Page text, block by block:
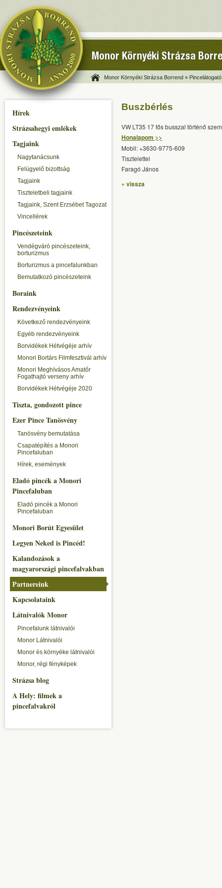
Monor Környéki Strázsa
Monor Környéki Strázsa Borrend »
Hírek
Strázsahegyi emlékek
Tagjaink
Nagytanácsunk
Felügyelő bizottság
Tagjaink
Tiszteletbeli tagjaink
Tagjaink, Szent Erzsébet Tagozat
Vincellérek
Pincészeteink
Vendégváró pincészeteink,
borturizmus
Borturizmus a pincefalunkban
Bemutatkozó pincészeteink
Boraink
Rendezvényeink
Következő rendezvényeink
Egyéb rendezvényeink
Borvidékek Hétvégéje arhív
Monori Bortárs Filmfesztivál arhív
Monori Meghívásos Amatőr
Fogathajtó verseny arhív
Borvidékek Hétvégéje 2020
Tiszta, gondozott pince
Ezer Pince Tanösvény
Tanösvény bemutatása
Csapatépítés a Monori
Pincefaluban
Hírek, események
Eladó pincék a Monori
Pincefaluban
Eladó pincék a Monori
Pincefaluban
Monori Borút Egyesület
Legyen Neked is Pincéd!
Kalandozások a
magyarországi pincefalvakban
Partnereink
Kapcsolataink
Látnivalók Monor
Pincefalunk látnivalói
Monor Látnivalói
Monor és környéke látnivalói
Monor, régi fényképek
Strázsa blog
A Hely: filmek a
pincefalvakról
Buszbérlés
VW LT35 17 fős busszal történő
Honalapom >>
Mobil: +3630-9775-609
Tisztelettel
Faragó János
« vissza